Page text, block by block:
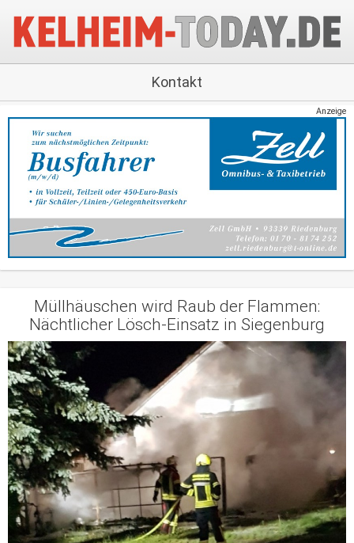
Kontakt
Anzeige
Müllhäuschen wird Raub der Flammen:
Nächtlicher Lösch-Einsatz in Siegenburg